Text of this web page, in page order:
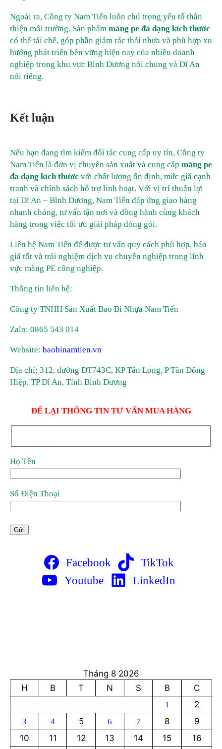
Ngoài ra, Công ty Nam Tiến luôn chú trọng yếu tố thân
thiện môi trường. Sản phẩm màng pe đa dạng kích thước
có thể tái chế, góp phần giảm rác thải nhựa và phù hợp xu
hướng phát triển bền vững hiện nay của nhiều doanh
nghiệp trong khu vực Bình Dương nói chung và Dĩ An
nói riêng.
Kết luận
Nếu bạn đang tìm kiếm đối tác cung cấp uy tín, Công ty
Nam Tiến là đơn vị chuyên sản xuất và cung cấp màng pe
đa dạng kích thước với chất lượng ổn định, mức giá cạnh
tranh và chính sách hỗ trợ linh hoạt. Với vị trí thuận lợi
tại Dĩ An – Bình Dương, Nam Tiến đáp ứng giao hàng
nhanh chóng, tư vấn tận nơi và đồng hành cùng khách
hàng trong việc tối ưu giải pháp đóng gói.
Liên hệ Nam Tiến để được tư vấn quy cách phù hợp, báo
giá tốt và trải nghiệm dịch vụ chuyên nghiệp trong lĩnh
vực màng PE công nghiệp.
Thông tin liên hệ:
Công ty TNHH Sản Xuất Bao Bì Nhựa Nam Tiến
Zalo: 0865 543 014
Website: baobinamtien.vn
Địa chỉ: 312, đường ĐT743C, KP Tân Long, P Tân Đông
Hiệp, TP Dĩ An, Tỉnh Bình Dương
ĐỂ LẠI THÔNG TIN TƯ VẤN MUA HÀNG
Họ Tên
Số Điện Thoại
Facebook
TikTok
Youtube
LinkedIn
Tháng 8 2026
H
B T N S B C
1 2
3 4 5 6 7 8
9
10
11 12 13 14 15
16